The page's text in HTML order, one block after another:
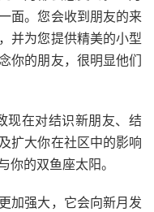
面。您会收到朋友的来
并为您提供精美的小型
你的朋友，很明显他们
现在对结识新朋友、结
扩大你在社区中的影响
你的双鱼座太阳。
加强大，它会向新月发